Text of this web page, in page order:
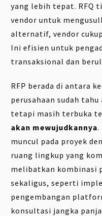
yang lebih tepat. RFQ
vendor untuk
alternatif, vendor
Ini efisien untuk
transaksional dan
RFP berada di antara
perusahaan sudah tahu
tetapi masih terbuka
akan mewujudkannya.
muncul pada proyek
ruang lingkup yang
melibatkan kombinasi
sekaligus, seperti
pengembangan
konsultasi jangka